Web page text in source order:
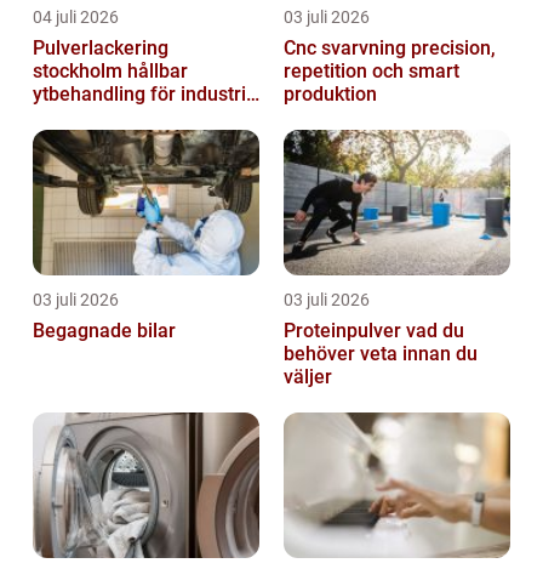
04 juli 2026
Pulverlackering
stockholm hållbar
ytbehandling för industri
03 juli 2026
Cnc svarvning precision,
repetition och smart
produktion
03 juli 2026
Begagnade bilar
03 juli 2026
Proteinpulver vad du
behöver veta innan du
väljer